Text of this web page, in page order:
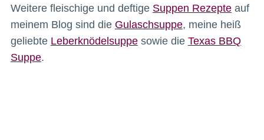
Weitere fleischige und deftige Suppen Rezepteauf
meinem Blog sind die Gulaschsuppe, meine heiß
geliebte Leberknödelsuppesowie die Texas BBQ
Suppe.